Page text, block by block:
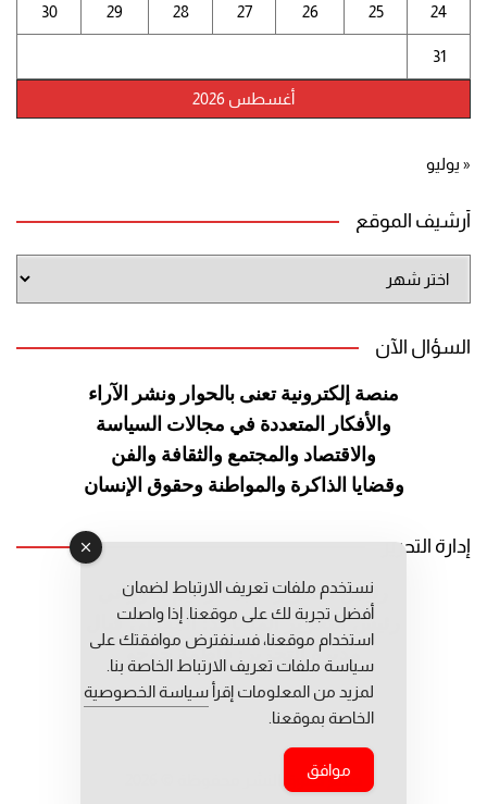
أغسطس 2026
24
25
26
27
28
29
30
31
« يوليو
أرشيف الموقع
الموقع
السؤال الآن
منصة إلكترونية تعنى بالحوار ونشر
الآراء
والأفكار المتعددة في مجالات السياسة
والاقتصاد والمجتمع والثقافة والفن
وقضايا الذاكرة والمواطنة وحقوق الإنسان
إدارة التحرير
رئيس التحرير: عبد الرحيم التوراني
رئيس التحرير المساعد: المعطي قبال
مديرة التحرير: فاطمة حوحو
جميع حقوق النشر محفوظة © 2026
نستخدم ملفات تعريف الارتباط لضمان
أفضل تجربة لك على موقعنا. إذا واصلت
استخدام موقعنا، فسنفترض موافقتك على
سياسة ملفات تعريف الارتباط الخاصة بنا.
لمزيد من المعلومات إقرأ سياسة الخصوصية
الخاصة بموقعنا.
موافق